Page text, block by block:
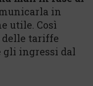
in
utile. Così
delle tariffe
gli ingressi dal